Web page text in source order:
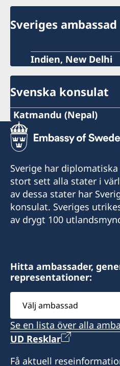
Sveriges ambassad
Indien, New Delhi
Svenska konsulat
Katmandu (Nepal)
Tel:
+977-1-5320939
E-post:
Sveriges
Öppettider:
måndag-fredag 10.00-
Honorärkonsul
Sverige har
stort sett alla stater i
av dessa stater har
konsulat. Sveriges
av drygt 100
Hitta ambassader,
representationer:
Välj
ambassad
Se en lista över alla
UD Resklar
Få aktuell